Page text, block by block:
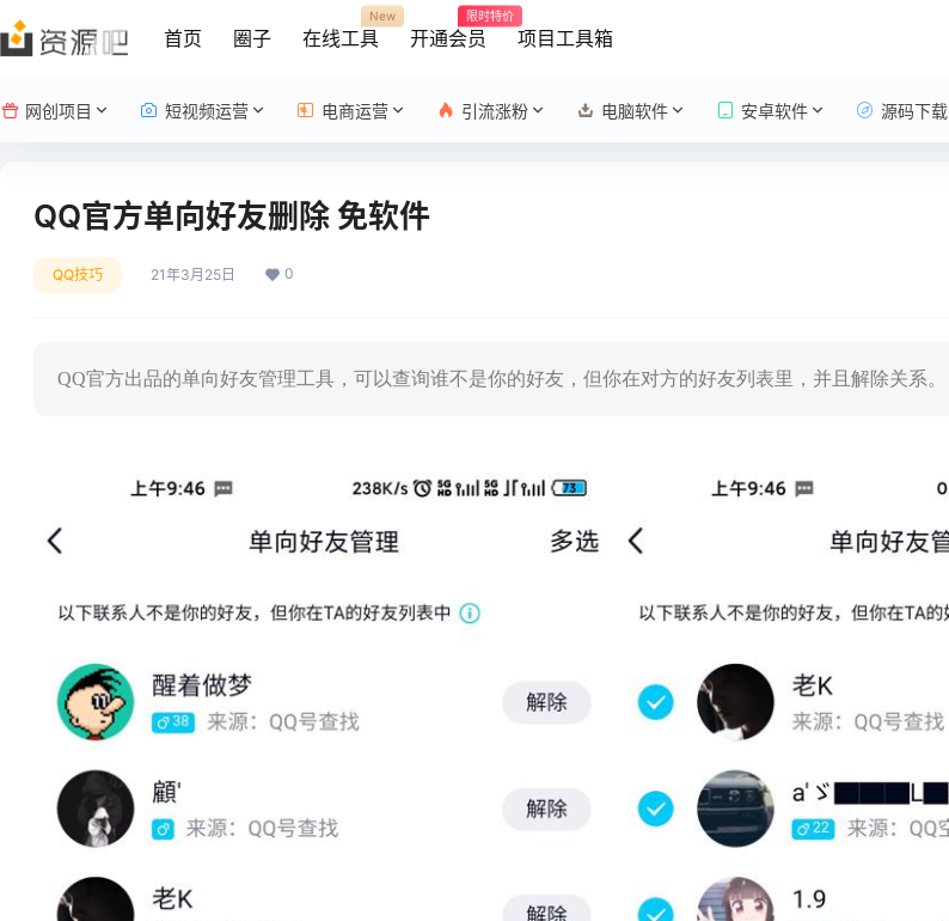
首页 圈子 在线工具
New
开通会员
限时特价
项目工具箱
网创项目 短视频运营 电商运营 引流涨粉 电脑软件 安卓软件 源码下载
QQ官方单向好友删除 免软件
QQ技巧 21年3月25日 0
QQ官方出品的单向好友管理工具，可以查询谁不是你的好友，但你在对方的好友列表里，并且解除关系。